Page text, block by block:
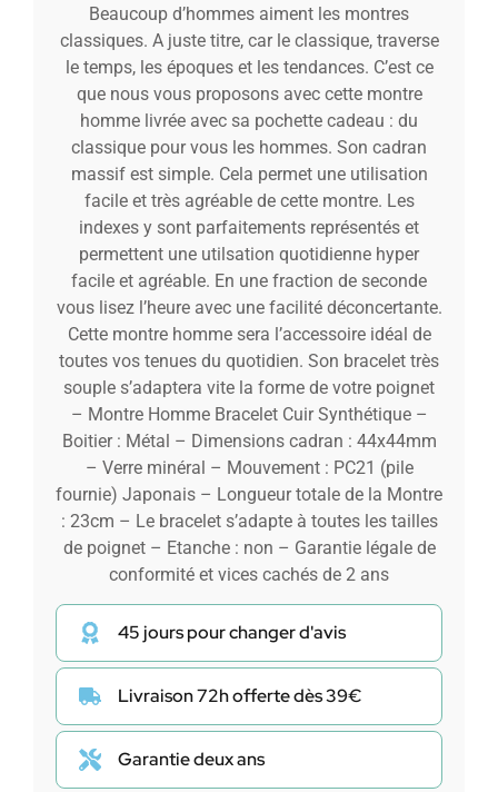
Beaucoup d’hommes aiment les montres
classiques. A juste titre, car le classique, traverse
le temps, les époques et les tendances. C’est ce
que nous vous proposons avec cette montre
homme livrée avec sa pochette cadeau : du
classique pour vous les hommes. Son cadran
massif est simple. Cela permet une utilisation
facile et très agréable de cette montre. Les
indexes y sont parfaitements représentés et
permettent une utilsation quotidienne hyper
facile et agréable. En une fraction de seconde
vous lisez l’heure avec une facilité déconcertante.
Cette montre homme sera l’accessoire idéal de
toutes vos tenues du quotidien. Son bracelet très
souple s’adaptera vite la forme de votre poignet
– Montre Homme Bracelet Cuir Synthétique –
Boitier : Métal – Dimensions cadran : 44x44mm
– Verre minéral – Mouvement : PC21 (pile
fournie) Japonais – Longueur totale de la Montre
: 23cm – Le bracelet s’adapte à toutes les tailles
de poignet – Etanche : non – Garantie légale de
conformité et vices cachés de 2 ans
45 jours pour changer d'avis
Livraison 72h offerte dès 39€
Garantie deux ans